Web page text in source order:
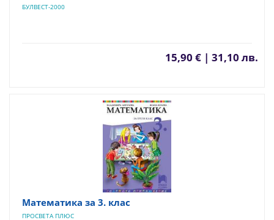
БУЛВЕСТ-2000
15,90 € | 31,10 лв.
Математика за 3. клас
ПРОСВЕТА ПЛЮС